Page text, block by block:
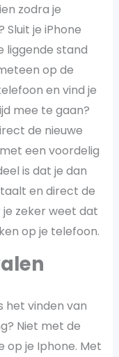
zodra je
je iPhone
liggende stand
op de
en vind je
mee te gaan?
de nieuwe
een voordelig
is dat je dan
en direct de
zeker weet dat
op je telefoon.
het vinden van
Niet met de
op je Iphone. Met